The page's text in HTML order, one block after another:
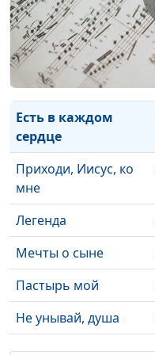
Проклятье века
В тебе Вселенная
Мне любовь твоя
Есть в каждом
сердце
Приходи, Иисус, ко
мне
Легенда
Мечты о сыне
Пастырь мой
Не унывай, душа
Отзывайся, сердце!